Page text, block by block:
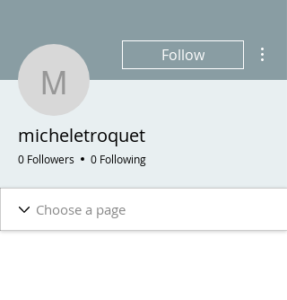
micheletroquet
Follow
micheletroquet
0 Followers 0 Following